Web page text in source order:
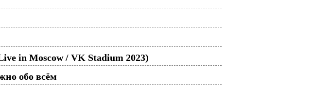
in Moscow / VK Stadium 2023)
обо всём